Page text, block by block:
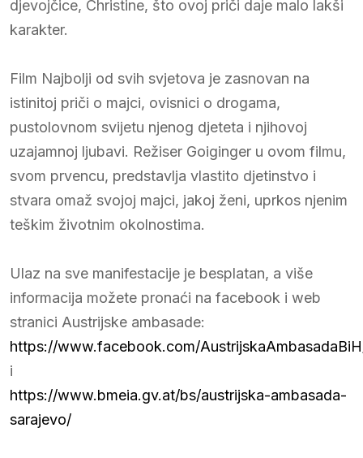
djevojčice, Christine, što ovoj priči daje malo lakši
karakter.
Film Najbolji od svih svjetova je zasnovan na
istinitoj priči o majci, ovisnici o drogama,
pustolovnom svijetu njenog djeteta i njihovoj
uzajamnoj ljubavi. Režiser Goiginger u ovom filmu,
svom prvencu, predstavlja vlastito djetinstvo i
stvara omaž svojoj majci, jakoj ženi, uprkos njenim
teškim životnim okolnostima.
Ulaz na sve manifestacije je besplatan, a više
informacija možete pronaći na facebook i web
stranici Austrijske ambasade:
https://www.facebook.com/
i
https://www.bmeia.gv.at/bs/austrijska-ambasada-
sarajevo/